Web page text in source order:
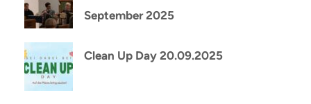
September 2025
Clean Up Day 20.09.2025